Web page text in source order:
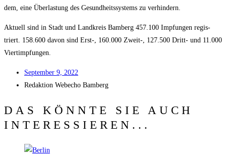
dem, eine Über­las­tung des Gesund­heits­sys­tems zu verhindern.
Aktu­ell sind in Stadt und Land­kreis Bam­berg 457.100 Imp­fun­gen regis­
triert. 158.600 davon sind Erst‑, 160.000 Zweit‑, 127.500 Dritt- und 11.000
Viertimpfungen.
Sep­tem­ber 9, 2022
Redak­ti­on Web­echo Bamberg
DAS KÖNNTE SIE AUCH
INTERESSIEREN...